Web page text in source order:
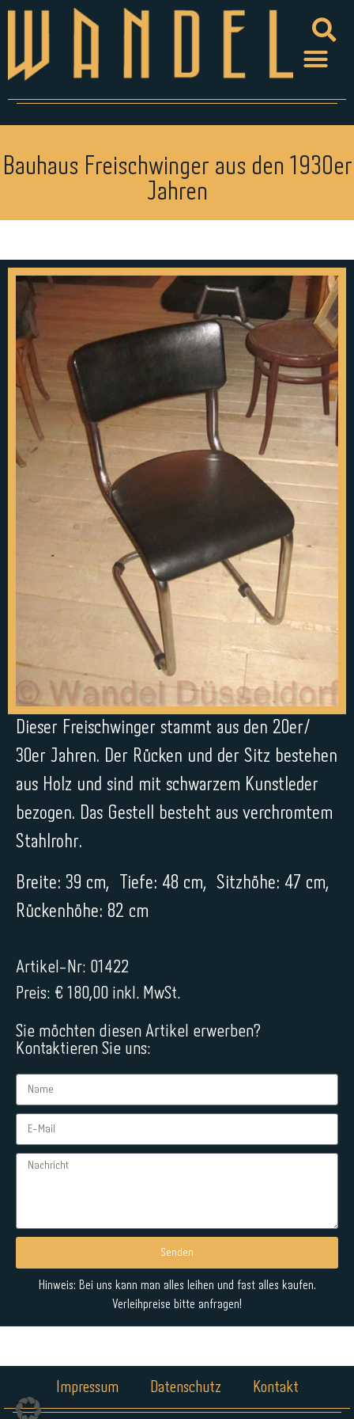
Bauhaus Freischwinger aus den 1930er
Jahren
Dieser Freischwinger stammt aus den 20er/
30er Jahren. Der Rücken und der Sitz bestehen
aus Holz und sind mit schwarzem Kunstleder
bezogen. Das Gestell besteht aus verchromtem
Stahlrohr.
Breite: 39 cm, Tiefe: 48 cm, Sitzhöhe: 47 cm,
Rückenhöhe: 82 cm
Artikel-Nr: 01422
Preis: € 180,00 inkl. MwSt.
Sie möchten diesen Artikel erwerben?
Kontaktieren Sie uns:
Senden
Alternative:
Hinweis: Bei uns kann man alles leihen und fast alles kaufen.
Verleihpreise bitte anfragen!
Impressum Datenschutz Kontakt